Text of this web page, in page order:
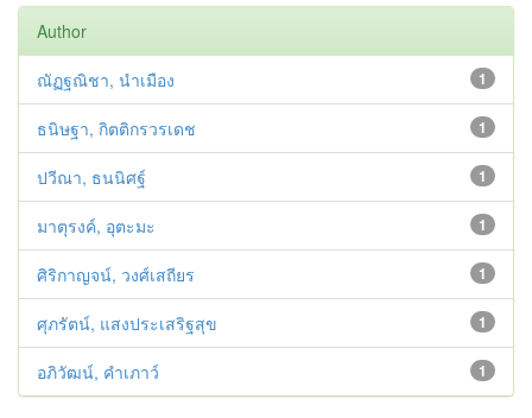
Author
1
ณัฏฐณิชา, นำเมือง
1
ธนิษฐา, กิตติกรวรเดช
1
ปวีณา, ธนนิศฐ์
1
มาตุรงค์, อุตะมะ
1
ศิริกาญจน์, วงศ์เสถียร
1
ศุภรัตน์, แสงประเสริฐสุข
1
อภิวัฒน์, คำเภาว์